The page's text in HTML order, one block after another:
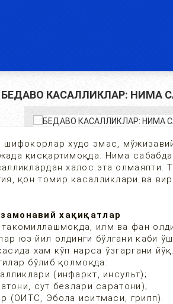
БЕДАВО КАСАЛЛИКЛАР: НИМА
худо эмас,
қисқартимоқда. Нима
халос эта олмаяпти.
қон томир касалликлари ва
хақиқатлар
такомиллашмоқда, илм ва фан
юз йил олдинги бўлгани каби
хам кўп нарса ўзгаргани
бўлиб қолмоқда:
(инфаркт, инсульт);
сут безлари саратони);
(ОИТС, Эбола иситмаси, грипп).